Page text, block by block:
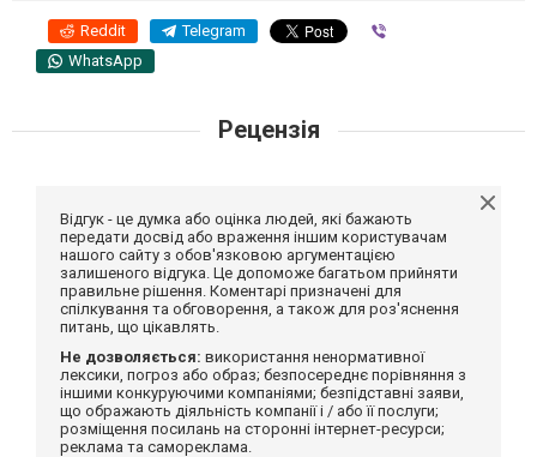
Reddit Telegram
WhatsApp
Рецензія
Відгук - це думка або оцінка людей, які бажають
передати досвід або враження іншим користувачам
нашого сайту з обов'язковою аргументацією
залишеного відгука. Це допоможе багатьом прийняти
правильне рішення. Коментарі призначені для
спілкування та обговорення, а також для роз'яснення
питань, що цікавлять.
Не дозволяється: використання ненормативної
лексики, погроз або образ; безпосереднє порівняння з
іншими конкуруючими компаніями; безпідставні заяви,
що ображають діяльність компанії і / або її послуги;
розміщення посилань на сторонні інтернет-ресурси;
реклама та самореклама.